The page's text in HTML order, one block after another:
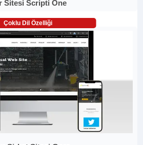
Sitesi Scripti One
Çoklu Dil Özelliği